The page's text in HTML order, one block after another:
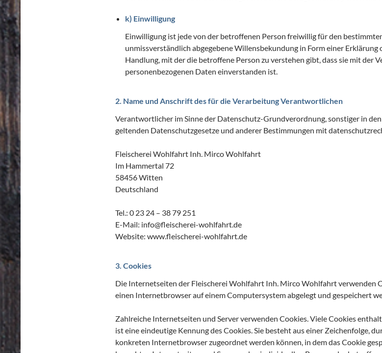
k) Einwilligung
Einwilligung ist jede von der betroffenen Person freiwillig für den
unmissverständlich abgegebene Willensbekundung in Form einer
Handlung, mit der die betroffene Person zu verstehen gibt, dass sie mit der
personenbezogenen Daten einverstanden ist.
2. Name und Anschrift des für die Verarbeitung Verantwortlichen
Verantwortlicher im Sinne der Datenschutz-Grundverordnung, sonstiger in
geltenden Datenschutzgesetze und anderer Bestimmungen mit
Fleischerei Wohlfahrt Inh. Mirco Wohlfahrt
Im Hammertal 72
58456 Witten
Deutschland
Tel.: 0 23 24 – 38 79 251
E-Mail: info@fleischerei-wohlfahrt.de
Website: www.fleischerei-wohlfahrt.de
3. Cookies
Die Internetseiten der Fleischerei Wohlfahrt Inh. Mirco Wohlfahrt verwenden
einen Internetbrowser auf einem Computersystem abgelegt und gespeichert
Zahlreiche Internetseiten und Server verwenden Cookies. Viele Cookies
ist eine eindeutige Kennung des Cookies. Sie besteht aus einer Zeichenfolge,
konkreten Internetbrowser zugeordnet werden können, in dem das Cookie